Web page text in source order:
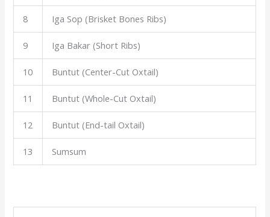
8 Iga Sop (Brisket Bones Ribs)
9 Iga Bakar (Short Ribs)
10 Buntut (Center-Cut Oxtail)
11 Buntut (Whole-Cut Oxtail)
12 Buntut (End-tail Oxtail)
13 Sumsum